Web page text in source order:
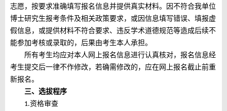
志愿，按要求准确填写报名信息并提供真实材料。因不符合我单位
博士研究生报考条件及相关政策要求，或因信息填写错误、填报虚
假信息，或提供材料不符合要求、违反学术道德规范等造成后续不
能参加考核或录取的，后果由考生本人承担。
所有考生均应对本人网上报名信息进行认真核对，报名信息经
考生提交后一律不作修改，若确需修改的，应在网上报名截止前重
新报名。
三、 选拔程序
1.资格审查